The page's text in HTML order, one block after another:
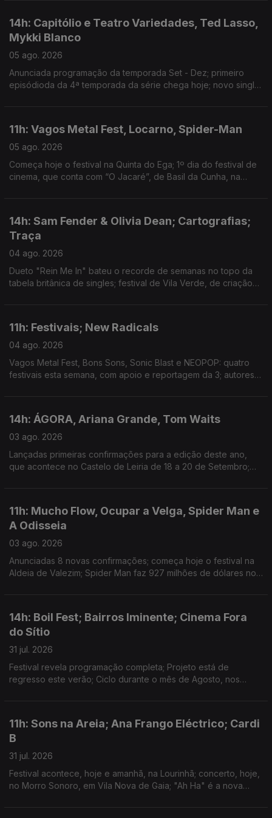
14h: Capitólio e Teatro Variedades, Ted Lasso,
Mykki Blanco
05 ago. 2026
Anunciada programação da temporada Set - Dez; primeiro
episódioda da 4ª temporada da série chega hoje; novo single:
11h: Vagos Metal Fest, Locarno, Spider-Man
05 ago. 2026
Começa hoje o festival na Quinta do Ega; 1º dia do festival de
cinema, que conta com “O Jacaré”, de Basil da Cunha, na
14h: Sam Fender & Olivia Dean; Cartografias;
Traça
04 ago. 2026
Dueto "Rein Me In" bateu o recorde de semanas no topo da
tabela britânica de singles; festival de Vila Verde, de criação
11h: Festivais; New Radicals
04 ago. 2026
Vagos Metal Fest, Bons Sons, Sonic Blast e NEOPOP: quatro
festivais esta semana, com apoio e reportagem da 3; autores
14h: ÁGORA, Ariana Grande, Tom Waits
03 ago. 2026
Lançadas primeiras confirmações para a edição deste ano,
que acontece no Castelo de Leiria de 18 a 20 de Setembro;
11h: Mucho Flow, Ocupar a Velga, Spider Man e
A Odisseia
03 ago. 2026
Anunciadas 8 novas confirmações; começa hoje o festival na
Aldeia de Valezim; Spider Man faz 927 milhões de dólares no
14h: Boil Fest; Bairros Iminente; Cinema Fora
do Sítio
31 jul. 2026
Festival revela programação completa; Projeto está de
regresso este verão; Ciclo durante o mês de Agosto, nos
11h: Sons na Areia; Ana Frango Eléctrico; Cardi
B
31 jul. 2026
Festival acontece, hoje e amanhã, na Lourinhã; concerto, hoje,
no Morro Sonoro, em Vila Nova de Gaia; "Ah Ha" é a nova